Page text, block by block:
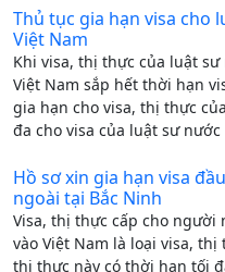
Thủ tục gia hạn visa cho
Việt Nam
Khi visa, thị thực của luật
Việt Nam sắp hết thời hạn
gia hạn cho visa, thị thực
đa cho visa của luật sư
Hồ sơ xin gia hạn visa
ngoài tại Bắc Ninh
Visa, thị thực cấp cho
vào Việt Nam là loại visa,
thị thực này có thời hạn tối